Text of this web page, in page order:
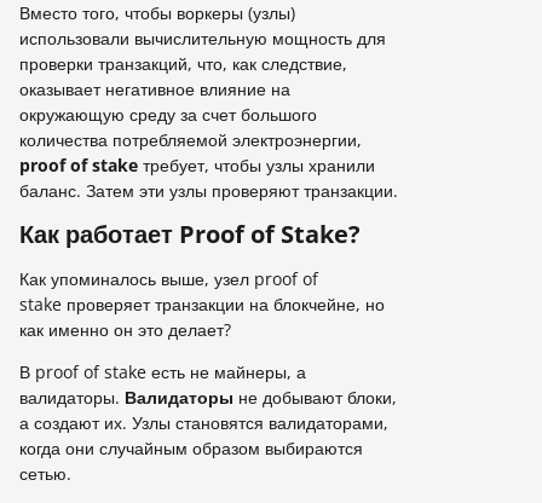
Вместо того, чтобы воркеры (узлы)
использовали вычислительную мощность для
проверки транзакций, что, как следствие,
оказывает негативное влияние на
окружающую среду за счет большого
количества потребляемой электроэнергии,
proof of stake требует, чтобы узлы хранили
баланс. Затем эти узлы проверяют транзакции.
Как работает Proof of Stake?
Как упоминалось выше, узел proof of
stake проверяет транзакции на блокчейне, но
как именно он это делает?
В proof of stake есть не майнеры, а
валидаторы. Валидаторы не добывают блоки,
а создают их. Узлы становятся валидаторами,
когда они случайным образом выбираются
сетью.